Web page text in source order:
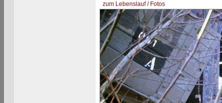
zum Lebenslauf / Fotos